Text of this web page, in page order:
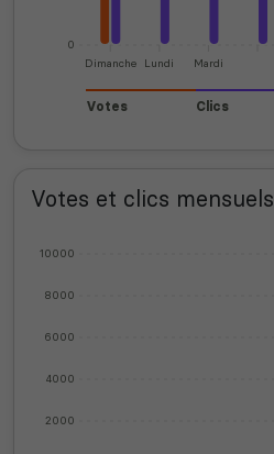
0
Dimanche
Lundi Mardi
Votes Clics
Votes et clics mensuels
2000
4000
6000
8000
10000